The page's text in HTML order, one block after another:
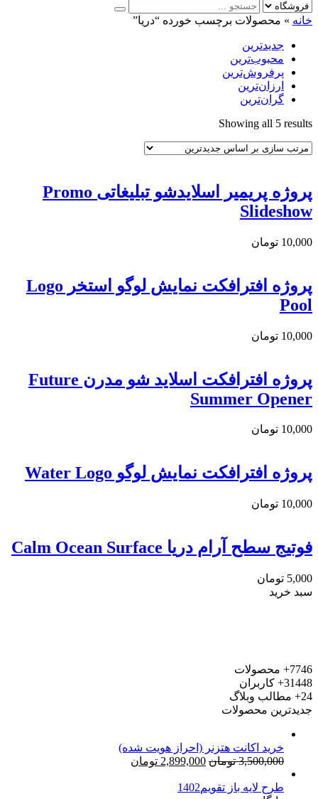
خانه » محصولات برچسب خورده “دریا”
جدیدترین
محبوب‌ترین
پرفروش‌ترین
ارزان‌ترین
گران‌ترین
Showing all 5 results
latest
پروژه پریمیر اسلایدشو تبلیغاتی Promo
Slideshow
10,000 تومان
پروژه افترافکت نمایش لوگو استخر Logo
Pool
10,000 تومان
پروژه افترافکت اسلاید شو مدرن Future
Summer Opener
10,000 تومان
پروژه افترافکت نمایش لوگو Water Logo
10,000 تومان
فوتیج سطح آرام دریا Calm Ocean Surface
5,000 تومان
سبد خرید
7746+
محصولات
31448+
کاربران
24+
مطالب وبلاگ
جدیدترین محصولات
خرید اکانت هتزنر (احراز هویت شده)
3,500,000 تومان قیمت
2,899,000 تومان
طرح لایه باز تقویم1402